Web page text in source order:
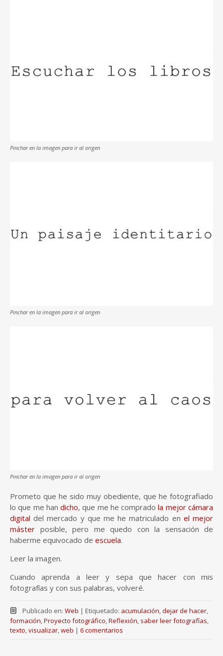
Pinchar en la imagen para ir al origen
Pinchar en la imagen para ir al origen
Pinchar en la imagen para ir al origen
Prometo que he sido muy obediente, que he fotografiado
lo que me handicho, que me he compradola mejor cámara
digital del mercado y que me he matriculado en el mejor
máster posible, pero me quedo con la sensación de
haberme equivocado de escuela.
Leer la imagen.
Cuando aprenda a leer y sepa que hacer con mis
fotografías y con sus palabras, volveré.
Publicado en: Web | Etiquetado: acumulación,dejar de hacer,
formación,Proyecto fotográfico,Reflexión, saber leer fotografías,
texto,visualizar,web | 6 comentarios